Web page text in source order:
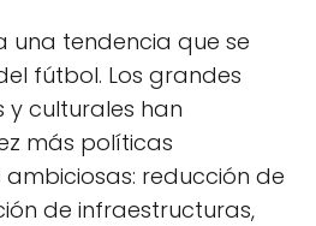
una tendencia que se
fútbol. Los grandes
y culturales han
más políticas
reducción de
de infraestructuras,